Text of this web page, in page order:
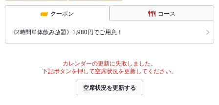
クーポン コース
《2時間単体飲み放題》1,980円でご用意！
カレンダーの更新に失敗しました。
下記ボタンを押して空席状況を更新してください。
空席状況を更新する